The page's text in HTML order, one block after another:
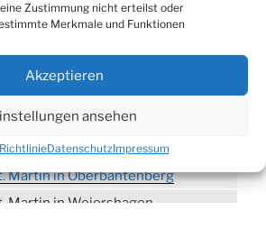
Zustimmung nicht erteilst oder
Merkmale und Funktionen
Akzeptieren
ansehen
DatenschutzImpressum
in Hengstenberg
im Burghaus
90er–Party
Brauerei: Halloween Party
in der Aula
Martin in Oberbantenberg
Martin in Weiershagen